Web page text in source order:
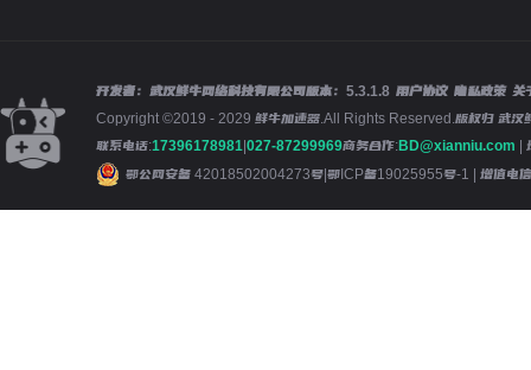
开发者：武汉鲜牛网络科技有限公司版本： 5.3.1.8 用户协议 隐私政策 关
Copyright ©2019 - 2029 鲜牛加速器.All Rights Reserved.版权归 武汉
联系电话:17396178981 027-87299969商务合作:BD@xianniu.com |
鄂公网安备 42018502004273号 鄂ICP备19025955号-1 | 增值电